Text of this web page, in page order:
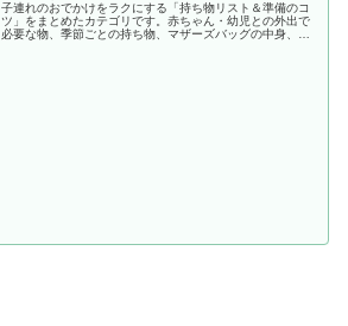
子連れのおでかけをラクにする「持ち物リスト＆準備のコ
ツ」をまとめたカテゴリです。赤ちゃん・幼児との外出で
必要な物、季節ごとの持ち物、マザーズバッグの中身、あ